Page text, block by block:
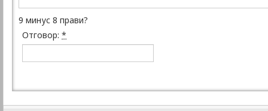
9 минус 8 прави?
Отговор: *